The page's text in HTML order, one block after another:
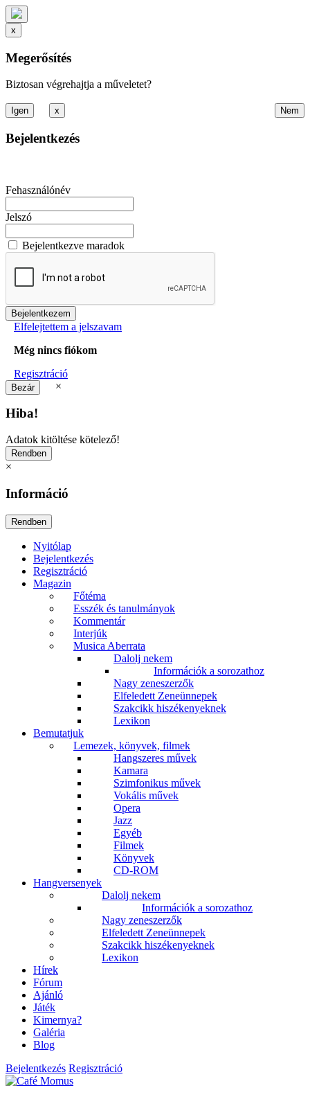
x
Megerősítés
Biztosan végrehajtja a műveletet?
x
Bejelentkezés
Fehasználónév
Jelszó
Bejelentkezve maradok
Elfelejtettem a jelszavam
Még nincs fiókom
Regisztráció
×
Hiba!
Adatok kitöltése kötelező!
×
Információ
Nyitólap
Bejelentkezés
Regisztráció
Magazin
Főtéma
Esszék és tanulmányok
Kommentár
Interjúk
Musica Aberrata
Dalolj nekem
Információk a sorozathoz
Nagy zeneszerzők
Elfeledett Zeneünnepek
Szakcikk hiszékenyeknek
Lexikon
Bemutatjuk
Lemezek, könyvek, filmek
Hangszeres művek
Kamara
Szimfonikus művek
Vokális művek
Opera
Jazz
Egyéb
Filmek
Könyvek
CD-ROM
Hangversenyek
Dalolj nekem
Információk a sorozathoz
Nagy zeneszerzők
Elfeledett Zeneünnepek
Szakcikk hiszékenyeknek
Lexikon
Hírek
Fórum
Ajánló
Játék
Kimernya?
Galéria
Blog
Bejelentkezés Regisztráció